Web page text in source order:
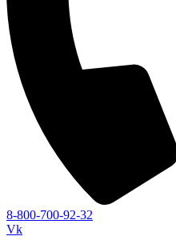
8-800-700-92-32
Vk